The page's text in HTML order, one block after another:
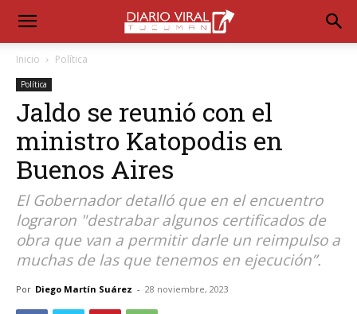
Inicio Política
Política
Jaldo se reunió con el
ministro Katopodis en
Buenos Aires
El Gobernador detalló que en el encuentro
lograron "destrabar algunos certificados de
obra que van a permitir darle un reimpulso a
muchas de las que tenemos en ejecución”.
Por Diego Martín Suárez - 28 noviembre, 2023